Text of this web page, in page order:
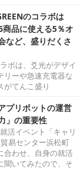
のコラボは
商品に使える5％オ
など、盛りだくさ
ボは、爻光がデザイ
リーや急速充電器な
がてんこ盛り
リボットの運営
」の重要性
活イベント「キャリ
易センター浜松町
合わせ、自身の就活
聞いてみたので、そ